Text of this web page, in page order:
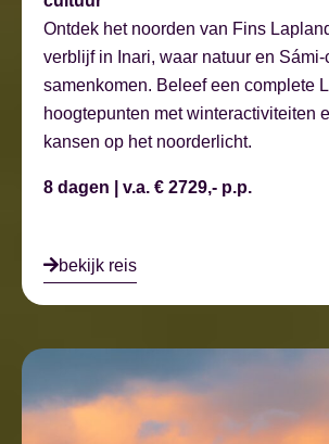
Ontdek het noorden van Fins
verblijf in Inari, waar natuur en Sámi-
samenkomen. Beleef een complete
hoogtepunten met winteractiviteiten
kansen op het noorderlicht.
8 dagen | v.a. € 2729,- p.p.
bekijk reis